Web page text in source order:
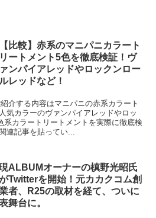
【比較】赤系のマニパニカラート
リートメント5色を徹底検証！ヴ
ァンパイアレッドやロックンロー
ルレッドなど！
介する内容はマニパニの赤系カラート
気カラーのヴァンパイアレッドやロッ
系カラートリートメントを実際に徹底検
連記事を貼ってい...
ALBUMオーナーの槙野光昭氏
Twitterを開始！元カカクコム創
者、R25の取材を経て、ついに
舞台に。